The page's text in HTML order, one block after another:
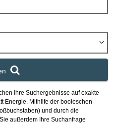
Ihre Suchergebnisse auf exakte
Energie. Mithilfe der booleschen
und durch die
außerdem Ihre Suchanfrage